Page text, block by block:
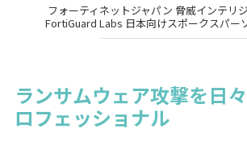
フォーティネットジャパン 脅威インテリ
FortiGuard Labs 日本向けスポークスパー
ランサムウェア攻撃を日
ロフェッショナル